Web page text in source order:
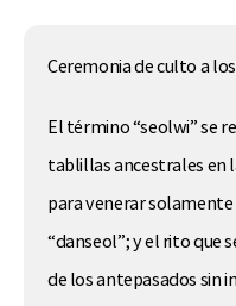
Ceremonia de culto a
El término “seolwi” se
tablillas ancestrales en
para venerar
“danseol”; y el rito que
de los antepasados sin